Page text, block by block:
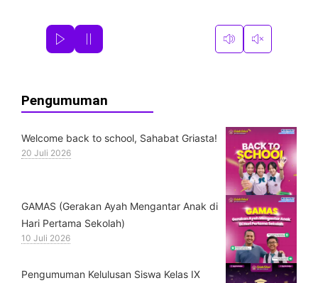
Pengumuman
Welcome back to school, Sahabat Griasta!
20 Juli 2026
GAMAS (Gerakan Ayah Mengantar Anak di
Hari Pertama Sekolah)
10 Juli 2026
Pengumuman Kelulusan Siswa Kelas IX